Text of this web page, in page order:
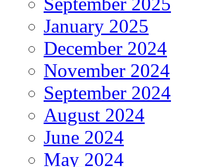
January 2025
December 2024
November 2024
September 2024
August 2024
June 2024
May 2024